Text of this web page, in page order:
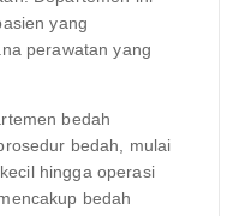
yang
perawatan yang
bedah
bedah, mulai
hingga operasi
bedah